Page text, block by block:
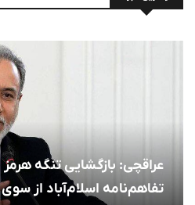
عراقچی: بازگشایی تنگه
تفاهم‌نامه اسلام‌آباد از